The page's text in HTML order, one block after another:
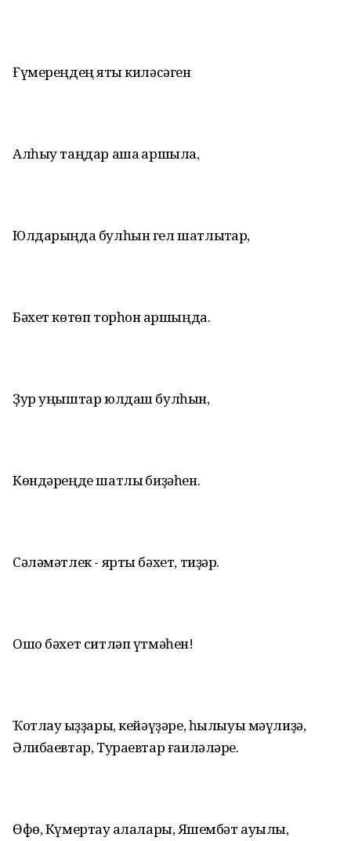
Ғүмереңдең яҡты киләсәген
Алһыу таңдар аша ҡаршыла,
Юлдарыңда булһын гел шатлыҡтар,
Бәхет көтөп торһон ҡаршыңда.
Ҙур уңыштар юлдаш булһын,
Көндәреңде шатлыҡ биҙәһен.
Сәләмәтлек - ярты бәхет, тиҙәр.
Ошо бәхет ситләп үтмәһен!
Ҡотлау ҡыҙҙары, кейәүҙәре, һылыуы мәүлиҙә,
Әлибаевтар, Тураевтар ғаиләләре.
Өфө, Күмертау ҡалалары, Яҡшембәт ауылы,